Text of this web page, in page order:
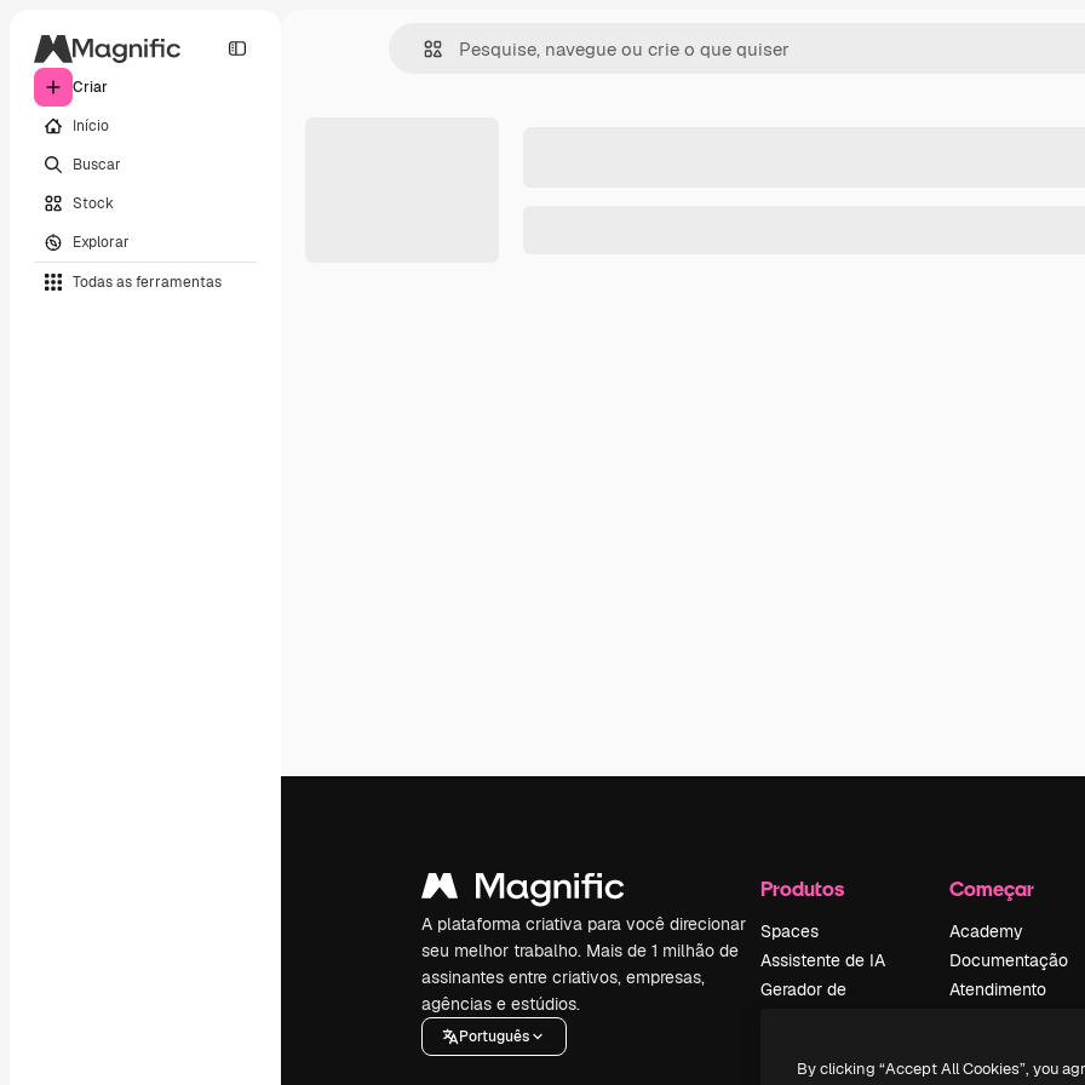
Criar
Início
Buscar
Stock
Explorar
Todas as ferramentas
A plataforma criativa para você direcionar
seu melhor trabalho. Mais de 1 milhão de
assinantes entre criativos, empresas,
agências e estúdios.
Português
Produtos
Spaces
Assistente de IA
Gerador de
Texto para voz
Começar
Academy
Documentação
Atendimento
Política de
By clicking “Accept All Cookies”, you